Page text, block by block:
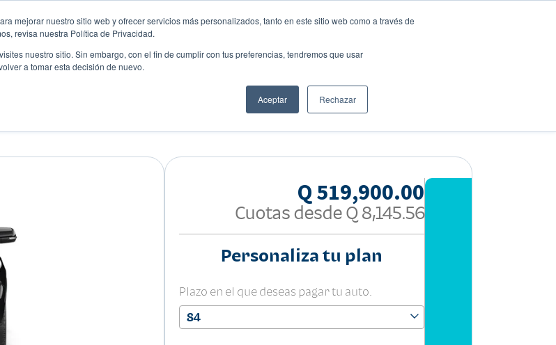
mejorar nuestro sitio web y ofrecer servicios más personalizados, tanto en este sitio web como a través de
revisa nuestra Política de Privacidad.
nuestro sitio. Sin embargo, con el fin de cumplir con tus preferencias, tendremos que usar
a tomar esta decisión de nuevo.
Aceptar Rechazar
Compartir:
Q 519,900.00
Cuotas desde Q 8,145.56
Personaliza tu plan
Plazo en el que deseas pagar tu auto.
84